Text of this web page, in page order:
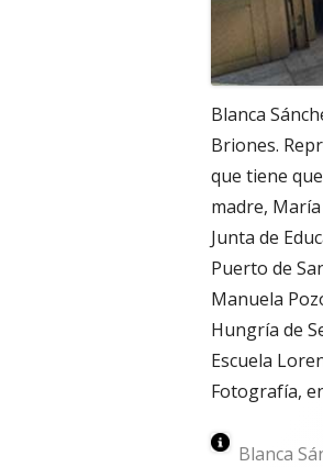
Blanca
Briones.
que tiene
madre,
Junta de
Puerto de
Manuela
Hungría de
Escuela
Fotografía,
Blanca